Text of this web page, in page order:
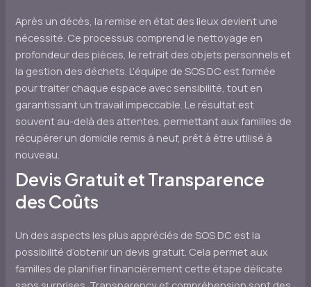
Après un décès, la remise en état des lieux devient une
nécessité. Ce processus comprend le nettoyage en
profondeur des pièces, le retrait des objets personnels et
la gestion des déchets. L’équipe de SOS DC est formée
pour traiter chaque espace avec sensibilité, tout en
garantissant un travail impeccable. Le résultat est
souvent au-delà des attentes, permettant aux familles de
récupérer un domicile remis à neuf, prêt à être utilisé à
nouveau.
Devis Gratuit et Transparence
des Coûts
Un des aspects les plus appréciés de SOS DC est la
possibilité d’obtenir un devis gratuit. Cela permet aux
familles de planifier financièrement cette étape délicate